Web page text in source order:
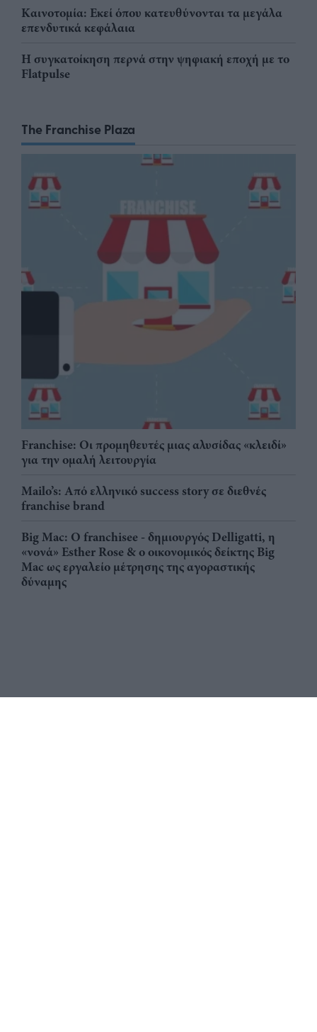
Καινοτομία: Εκεί όπου κατευθύνονται τα μεγάλα
επενδυτικά κεφάλαια
Η συγκατοίκηση περνά στην ψηφιακή εποχή με το
Flatpulse
The Franchise Plaza
Franchise: Οι προμηθευτές μιας αλυσίδας «κλειδί»
για την ομαλή λειτουργία
Mailo’s: Από ελληνικό success story σε διεθνές
franchise brand
Big Mac: Ο franchisee - δημιουργός Delligatti, η
«νονά» Esther Rose & ο οικονομικός δείκτης Big
Mac ως εργαλείο μέτρησης της αγοραστικής
δύναμης